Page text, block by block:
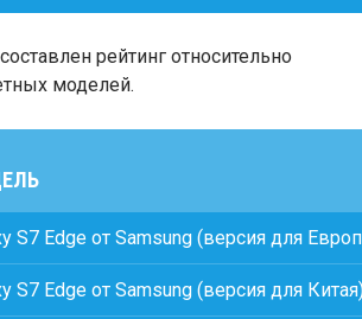
рейтинг относительно
моделей.
S7 Edge от Samsung (версия для
S7 Edge от Samsung (версия для